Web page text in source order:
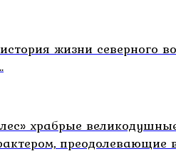
жизни северного
храбрые
преодолевающие